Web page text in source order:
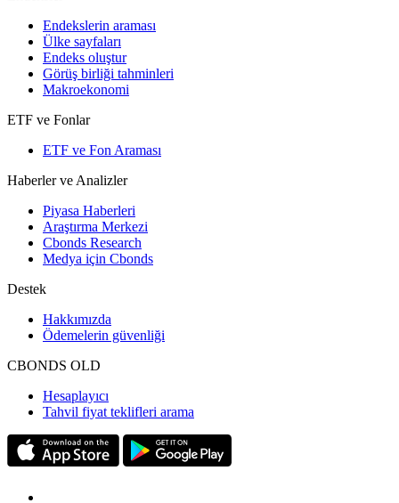
Endekslerin araması
Ülke sayfaları
Endeks oluştur
Görüş birliği tahminleri
Makroekonomi
ETF ve Fonlar
ETF ve Fon Araması
Haberler ve Analizler
Piyasa Haberleri
Araştırma Merkezi
Cbonds Research
Medya için Cbonds
Destek
Hakkımızda
Ödemelerin güvenliği
CBONDS OLD
Hesaplayıcı
Tahvil fiyat teklifleri arama